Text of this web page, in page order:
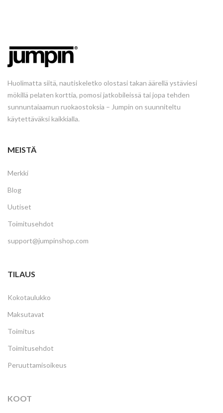
Huolimatta siitä, nautiskeletko olostasi takan äärellä ystäviesi
mökillä pelaten korttia, pomosi jatkobileissä tai jopa tehden
sunnuntaiaamun ruokaostoksia – Jumpin on suunniteltu
käytettäväksi kaikkialla.
MEISTÄ
Merkki
Blog
Uutiset
Toimitusehdot
support@jumpinshop.com
TILAUS
Kokotaulukko
Maksutavat
Toimitus
Toimitusehdot
Peruuttamisoikeus
KOOT